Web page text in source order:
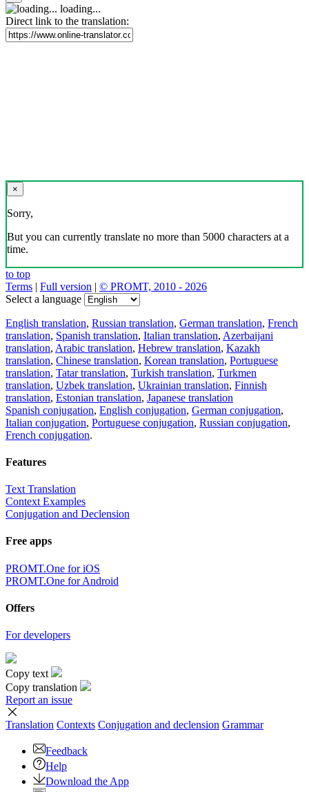
loading...
Direct link to the translation:
×
Sorry,
But you can currently translate no more than 5000 characters at a
time.
to top
Terms | Full version | © PROMT, 2010 - 2026
Select a language
English translation, Russian translation, German translation, French
translation, Spanish translation, Italian translation, Azerbaijani
translation, Arabic translation, Hebrew translation, Kazakh
translation, Chinese translation, Korean translation, Portuguese
translation, Tatar translation, Turkish translation, Turkmen
translation, Uzbek translation, Ukrainian translation, Finnish
translation, Estonian translation, Japanese translation
Spanish conjugation, English conjugation, German conjugation,
Italian conjugation, Portuguese conjugation, Russian conjugation,
French conjugation.
Features
Text Translation
Context Examples
Conjugation and Declension
Free apps
PROMT.One for iOS
PROMT.One for Android
Offers
For developers
Copy text
Copy translation
Report an issue
Translation Contexts Conjugation and declension Grammar
Feedback
Help
Download the App